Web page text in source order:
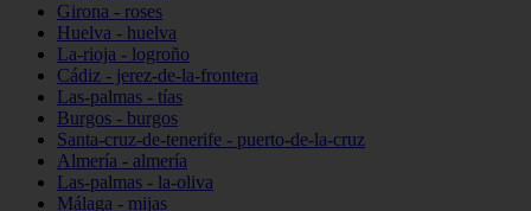
Girona - roses
Huelva - huelva
La-rioja - logroño
Cádiz - jerez-de-la-frontera
Las-palmas - tías
Burgos - burgos
Santa-cruz-de-tenerife - puerto-de-la-cruz
Almería - almería
Las-palmas - la-oliva
Málaga - mijas